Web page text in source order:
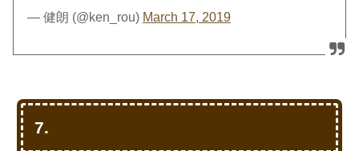
— 健朗 (@ken_rou) March 17, 2019
7.